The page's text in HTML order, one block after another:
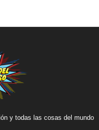
y todas las cosas del mundo